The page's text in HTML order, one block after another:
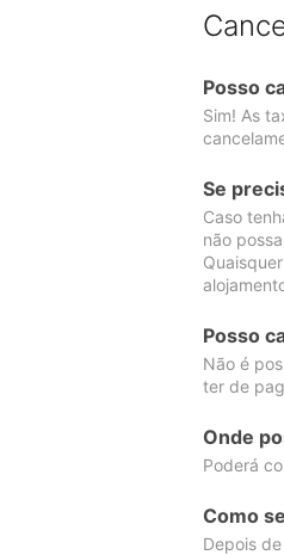
Posso
Sim! As
Se
Caso
não
Posso
Não é
ter de
Onde
Poderá
Como
Depois